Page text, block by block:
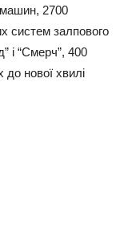
2700
систем залпового
і “Смерч”, 400
до нової хвилі